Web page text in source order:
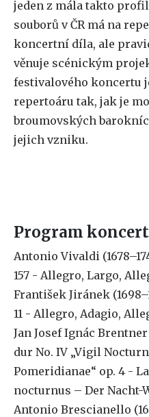
jeden z mála takto
souborů v ČR má na
koncertní díla, ale
věnuje scénickým
festivalového koncertu
repertoáru tak, jak je
broumovských
jejich vzniku.
Program
Antonio Vivaldi
157 - Allegro, Largo,
František Jiránek
11 - Allegro, Adagio,
Jan Josef Ignác Brentner
dur No. IV „Vigil
Pomeridianae“ op. 4 -
nocturnus – Der Nacht-
Antonio Brescianello